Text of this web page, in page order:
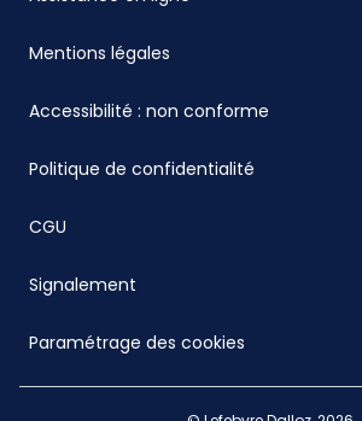
Mentions légales
Accessibilité : non conforme
Politique de confidentialité
CGU
Signalement
Paramétrage des cookies